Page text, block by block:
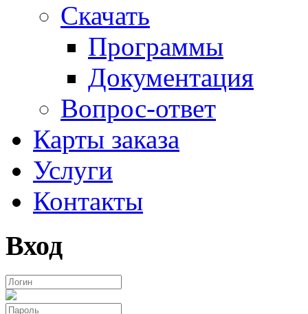
Скачать
Программы
Документация
Вопрос-ответ
Карты заказа
Услуги
Контакты
Вход